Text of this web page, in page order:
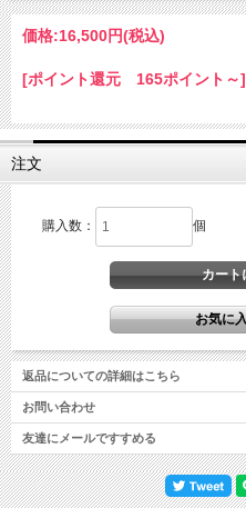
価格:16,500円(税込)
[ポイント還元 165ポイント～]
注文
購入数： 個
返品についての詳細はこちら
お問い合わせ
友達にメールですすめる